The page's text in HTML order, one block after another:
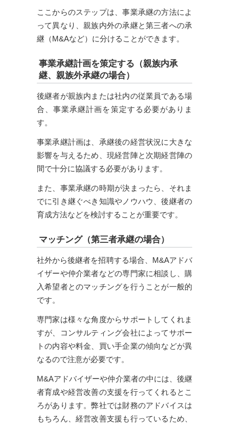
ここからのステップは、事業承継の方法によ
って異なり、親族内外の承継と第三者への承
継（M&Aなど）に分けることができます。
事業承継計画を策定する（親族内承
継、親族外承継の場合）
後継者が親族内または社内の従業員である場
合、事業承継計画を策定する必要がありま
す。
事業承継計画は、承継後の経営状況に大きな
影響を与えるため、現経営陣と次期経営陣の
間で十分に協議する必要があります。
また、事業承継の時期が決まったら、それま
でに引き継ぐべき知識やノウハウ、後継者の
育成方法などを検討することが重要です。
マッチング（第三者承継の場合）
社外から後継者を招聘する場合、M&Aアドバ
イザーや仲介業者などの専門家に相談し、購
入希望者とのマッチングを行うことが一般的
です。
専門家は様々な角度からサポートしてくれま
すが、コンサルティング会社によってサポー
トの内容や料金、買い手企業の傾向などが異
なるので注意が必要です。
M&Aアドバイザーや仲介業者の中には、後継
者育成や経営改善の支援を行ってくれるとこ
ろがあります。弊社では財務のアドバイスは
もちろん、経営改善支援も行っているため、